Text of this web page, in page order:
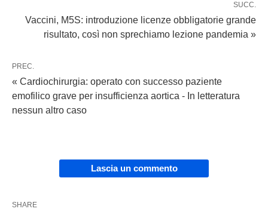
SUCC.
Vaccini, M5S: introduzione licenze obbligatorie grande
risultato, così non sprechiamo lezione pandemia »
PREC.
« Cardiochirurgia: operato con successo paziente
emofilico grave per insufficienza aortica - In letteratura
nessun altro caso
Lascia un commento
SHARE